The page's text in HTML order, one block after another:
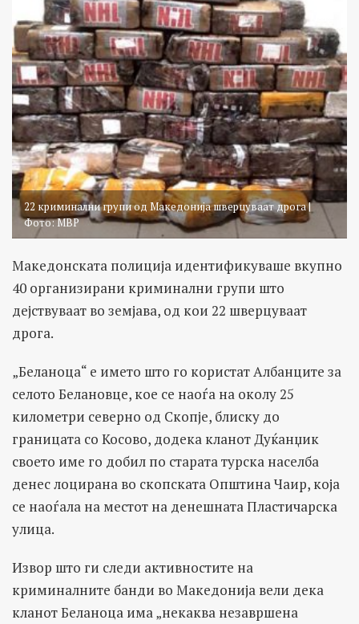
22 криминални групи од Македонија шверцуваат дрога |
Фото: МВР
Македонската полиција идентификуваше вкупно
40 организирани криминални групи што
дејствуваат во земјава, од кои 22 шверцуваат
дрога.
„Беланоца“ е името што го користат Албанците за
селото Белановце, кое се наоѓа на околу 25
километри северно од Скопје, блиску до
границата со Косово, додека кланот Дуќанџик
своето име го добил по старата турска населба
денес лоцирана во скопската Општина Чаир, која
се наоѓала на местот на денешната Пластичарска
улица.
Извор што ги следи активностите на
криминалните банди во Македонија вели дека
кланот Беланоца има „некаква незавршена